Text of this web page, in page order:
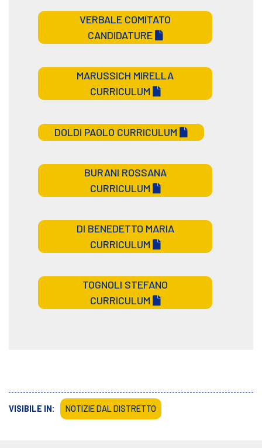
VERBALE COMITATO
CANDIDATURE
MARUSSICH MIRELLA
CURRICULUM
DOLDI PAOLO CURRICULUM
BURANI ROSSANA
CURRICULUM
DI BENEDETTO MARIA
CURRICULUM
TOGNOLI STEFANO
CURRICULUM
VISIBILE IN: NOTIZIE DAL DISTRETTO